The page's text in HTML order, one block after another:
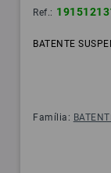
Ref.:
BATENTE
Família: